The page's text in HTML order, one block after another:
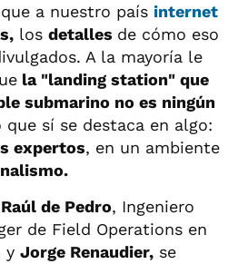
a nuestro país internet
los detalles de cómo eso
A la mayoría le
la "landing station" que
submarino no es ningún
que sí se destaca en algo:
expertos, en un ambiente
de Pedro, Ingeniero
de Field Operations en
y Jorge Renaudier, se